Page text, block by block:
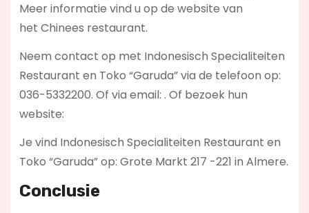
Meer informatie vind u op de website van
het Chinees restaurant.
Neem contact op met Indonesisch Specialiteiten
Restaurant en Toko “Garuda” via de telefoon op:
036-5332200. Of via email: . Of bezoek hun
website:
Je vind Indonesisch Specialiteiten Restaurant en
Toko “Garuda” op: Grote Markt 217 -221 in Almere.
Conclusie